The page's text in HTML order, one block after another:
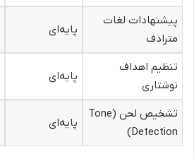
پیشنهادات لغات
مترادف
پایه‌ای
تنظیم اهداف
نوشتاری
پایه‌ای
تشخیص لحن (Tone
Detection)
پایه‌ای